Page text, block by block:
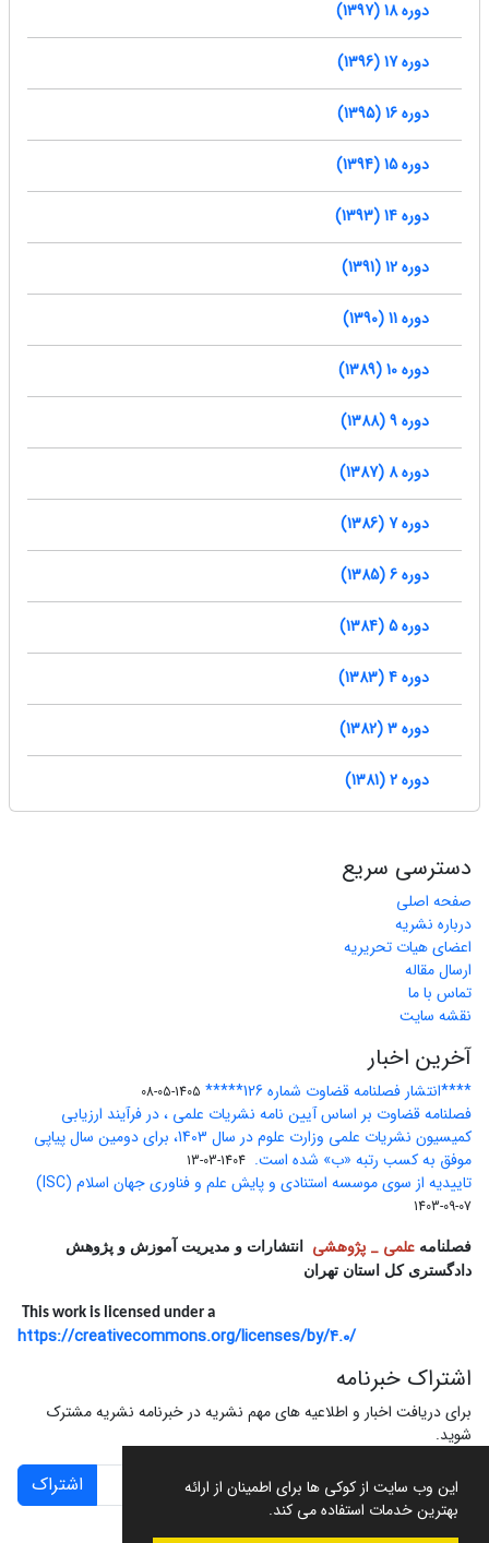
این وب سایت از کوکی ها برای اطمینان از ارائه
بهترین خدمات استفاده می کند.
دوره 18 (1397)
دوره 17 (1396)
دوره 16 (1395)
دوره 15 (1394)
دوره 14 (1393)
دوره 12 (1391)
دوره 11 (1390)
دوره 10 (1389)
دوره 9 (1388)
دوره 8 (1387)
دوره 7 (1386)
دوره 6 (1385)
دوره 5 (1384)
دوره 4 (1383)
دوره 3 (1382)
دوره 2 (1381)
دسترسی سریع
صفحه اصلی
درباره نشریه
اعضای هیات تحریریه
ارسال مقاله
تماس با ما
نقشه سایت
آخرین اخبار
****انتشار فصلنامه قضاوت شماره 126***** 1405-05-08
فصلنامه قضاوت بر اساس آیین نامه نشریات علمی ، در فرآیند ارزیابی
کمیسیون نشریات علمی وزارت علوم در سال 1403، برای دومین سال پیاپی
موفق به کسب رتبه «ب» شده است. 1404-03-13
تاییدیه از سوی موسسه استنادی و پایش علم و فناوری جهان اسلام (ISC)
1403-09-07
فصلنامه علمی _ پژوهشی
انتشارات و مدیریت آموزش و پژوهش
دادگستری کل استان تهران
This work is licensed under a
https://creativecommons.org/licenses/by/4.0/
اشتراک خبرنامه
برای دریافت اخبار و اطلاعیه های مهم نشریه در خبرنامه نشریه مشترک
شوید.
اشتراک